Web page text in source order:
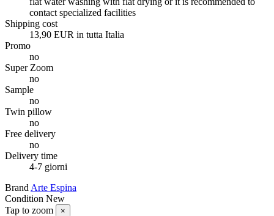
contact specialized facilities
Shipping cost
13,90 EUR in tutta Italia
Promo
no
Super Zoom
no
Sample
no
Twin pillow
no
Free delivery
no
Delivery time
4-7 giorni
Brand Arte Espina
Condition New
Tap to zoom
×